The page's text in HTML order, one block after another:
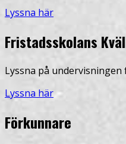
Lyssna här
Fristadsskolans
Lyssna på
Lyssna här
Förkunnare